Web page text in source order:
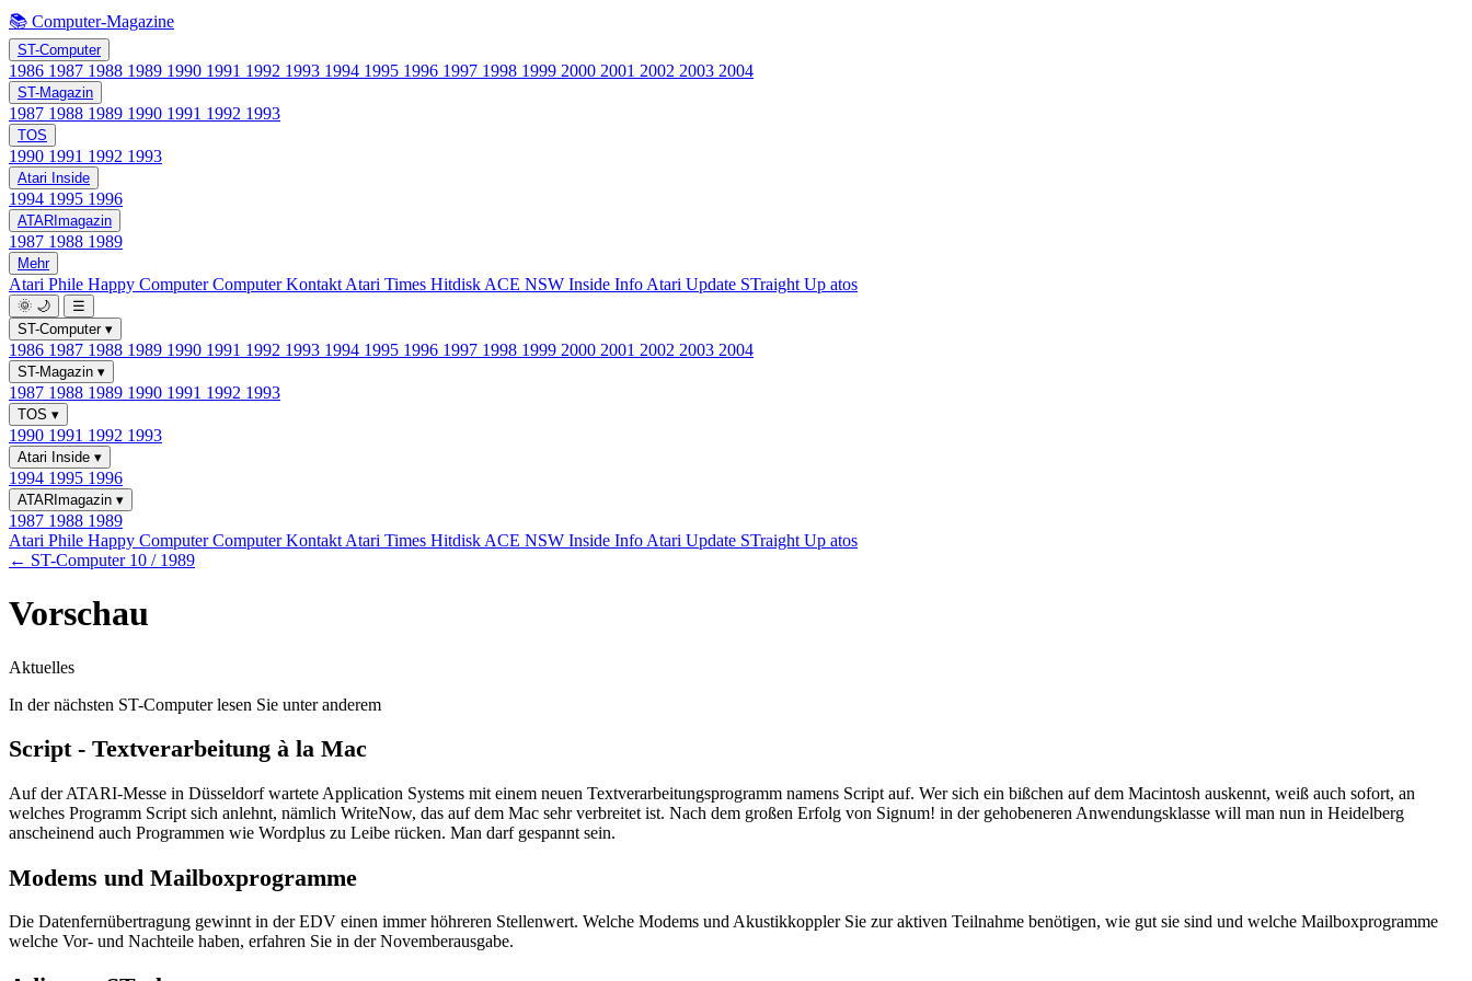
📚 Computer-Magazine
ST-Computer
1986 1987 1988 1989 1990 1991 1992 1993 1994 1995 1996 1997 1998 1999 2000 2001 2002 2003 2004
ST-Magazin
1987 1988 1989 1990 1991 1992 1993
TOS
1990 1991 1992 1993
Atari Inside
1994 1995 1996
ATARImagazin
1987 1988 1989
Mehr
Atari Phile Happy ComputerComputer Kontakt Atari Times Hitdisk ACE NSW Inside Info Atari Update STraight Up atos
🌞 🌙
☰
ST-Computer ▾
1986 1987 1988 1989 1990 1991 1992 1993 1994 1995 1996 1997 1998 1999 2000 2001 2002 2003 2004
ST-Magazin ▾
1987 1988 1989 1990 1991 1992 1993
TOS ▾
1990 1991 1992 1993
Atari Inside ▾
1994 1995 1996
ATARImagazin ▾
1987 1988 1989
Atari Phile Happy ComputerComputer Kontakt Atari Times Hitdisk ACE NSW Inside Info Atari Update STraight Up atos
← ST-Computer 10 / 1989
Vorschau
Aktuelles
In der nächsten ST-Computer lesen Sie unter anderem
Script - Textverarbeitung à la Mac
Auf der ATARI-Messe in Düsseldorf wartete Application Systems mit einem neuen Textverarbeitungsprogramm namens Script auf. Wer sich ein bißchen auf dem Macintosh auskennt, weiß auch sofort, an
welches Programm Script sich anlehnt, nämlich WriteNow, das auf dem Mac sehr verbreitet ist. Nach dem großen Erfolg von Signum! in der gehobeneren Anwendungsklasse will man nun in Heidelberg
anscheinend auch Programmen wie Wordplus zu Leibe rücken. Man darf gespannt sein.
Modems und Mailboxprogramme
Die Datenfernübertragung gewinnt in der EDV einen immer höhreren Stellenwert. Welche Modems und Akustikkoppler Sie zur aktiven Teilnahme benötigen, wie gut sie sind und welche Mailboxprogramme
welche Vor- und Nachteile haben, erfahren Sie in der Novemberausgabe.